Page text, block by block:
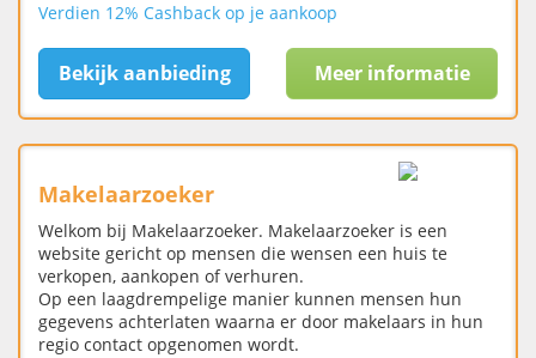
Verdien 12% Cashback op je aankoop
Bekijk aanbieding Meer informatie
Makelaarzoeker
Welkom bij Makelaarzoeker. Makelaarzoeker is een
website gericht op mensen die wensen een huis te
verkopen, aankopen of verhuren.
Op een laagdrempelige manier kunnen mensen hun
gegevens achterlaten waarna er door makelaars in hun
regio contact opgenomen wordt.